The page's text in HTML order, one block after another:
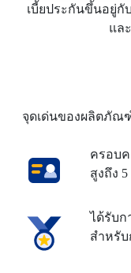
เบี้ยประกันขึ้นอยู่กั
แล
จุดเด่นของผลิตภัณ
ครอบ
สูงถึง
ได้รับก
สำหรับ